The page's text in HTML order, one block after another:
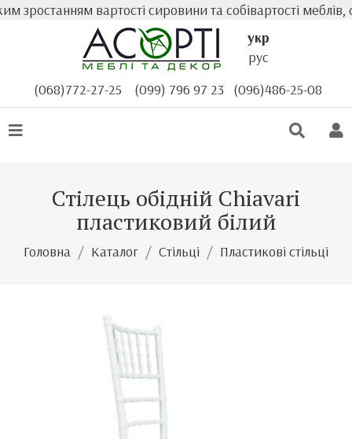
вартості сировини та собівартості меблів,
укр
рус
(068)772-27-25
(099) 796 97 23 (096)486-25-08
Стілець обідній Chiavari
пластиковий білий
Головна Каталог Стільці Пластикові стільці